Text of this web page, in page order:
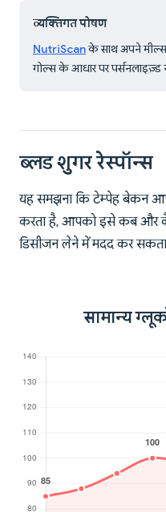
व्यक्तिगत पोषण
NutriScanके साथ अपने
गोल्स के आधार पर पर्सनलाइज़्ड
ब्लड शुगर रेस्पॉन्स
यह समझना कि टेम्पेह बेकन
करता है, आपको इसे कब और
डिसीजन लेने में मदद कर
सामान्य